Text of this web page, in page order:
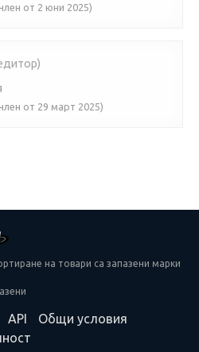
от 2 юни 2025)
от 29 март 2025)
на товари са запазени марки
API
Общи условия